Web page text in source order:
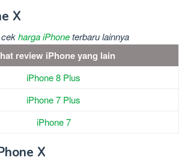
X
cekharga iPhoneterbaru lainnya
review iPhone yang lain
iPhone 8 Plus
iPhone 7 Plus
iPhone 7
X